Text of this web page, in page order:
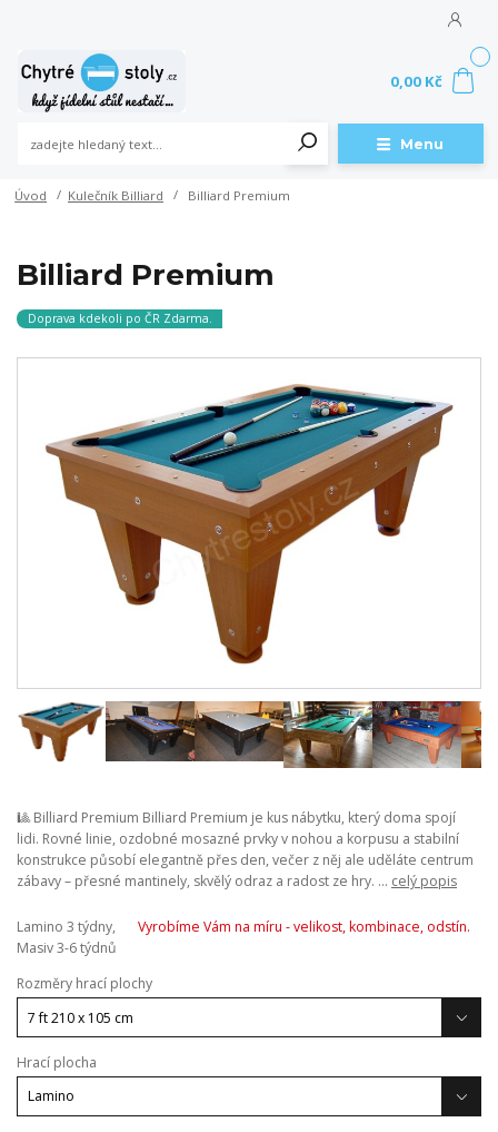
Menu
0,00 Kč
Úvod Kulečník Billiard Billiard Premium
Billiard Premium
Doprava kdekoli po ČR Zdarma.
🎱 Billiard Premium Billiard Premium je kus nábytku, který doma spojí
lidi. Rovné linie, ozdobné mosazné prvky v nohou a korpusu a stabilní
konstrukce působí elegantně přes den, večer z něj ale uděláte centrum
zábavy – přesné mantinely, skvělý odraz a radost ze hry. ... celý popis
Lamino 3 týdny,
Masiv 3-6 týdnů
Vyrobíme Vám na míru - velikost, kombinace, odstín.
Rozměry hrací plochy
Hrací plocha